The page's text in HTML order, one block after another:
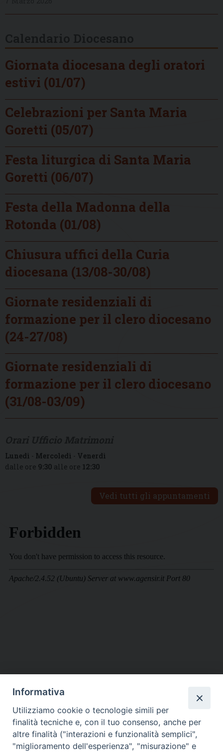
Giornata diocesana degli oratori
estivi (01/07)
Celebrazioni per Santa Maria
Goretti (05/07)
Festa liturgica di Santa Maria
Goretti (06/07)
Festa della Madonna della
Rotonda (01/08)
Chiusura uffici della Curia
diocesana (13/08-30/08)
Giornate residenziali di
formazione per il clero diocesano
(24-27/08)
Giornate residenziali di
formazione per il clero diocesano
(31/08-03/09)
Lunedì - Mercoledì - Venerdì
dalle ore 9:30 alle ore 12:30
Vedi tutti gli appuntamenti
DIOCESI SUBURBICARIA DI ALBANO
Contatti:Tel.: 06.93268401 - Fax.: 06.9323844
E-mail:curia@diocesidialbano.it
Informativa
Utilizziamo cookie o tecnologie simili per
finalità tecniche e, con il tuo consenso, anche per
altre finalità ("interazioni e funzionalità semplici",
"miglioramento dell'esperienza", "misurazione" e